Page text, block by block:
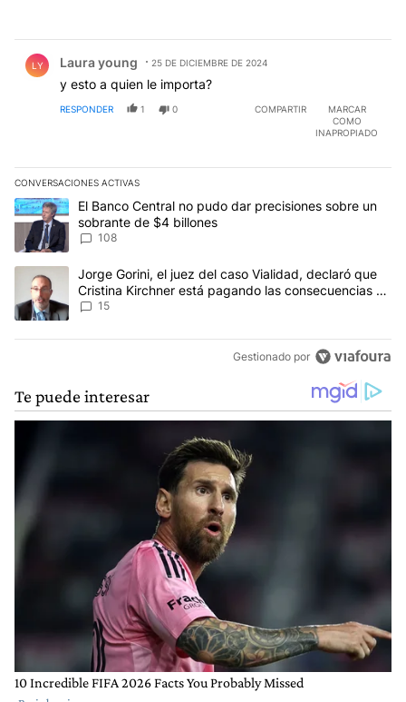
LY Laura young 25 DE DICIEMBRE DE 2024
y esto a quien le importa?
RESPONDER 1 0 COMPARTIR
MARCAR
COMO
INAPROPIADO
CONVERSACIONES ACTIVAS
Este listado muestra los artículos con más comentarios en los
Un artículo de tendencia con el título "El Banco Central no pudo
El Banco Central no pudo dar precisiones sobre un
sobrante de $4 billones
108
Un artículo de tendencia con el título "Jorge Gorini, el juez del
Jorge Gorini, el juez del caso Vialidad, declaró que
Cristina Kirchner está pagando las consecuencias de
cometer "un delito comprobado"
15
Gestionado por